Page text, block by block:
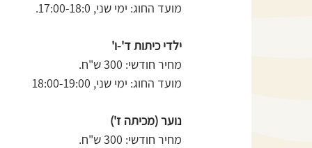
מועד החוג: ימי שני, 17:00-18:0.
ילדי כיתות ד'-ו'
מחיר חודשי: 300 ש"ח.
מועד החוג: ימי שני, 18:00-19:00
נוער (מכיתה ז')
מחיר חודשי: 300 ש"ח.